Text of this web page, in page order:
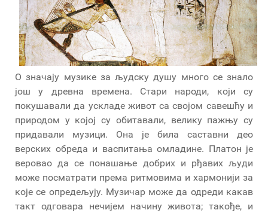
О значају музике за људску душу много се знало
још у древна времена. Стари народи, који су
покушавали да ускладе живот са својом савешћу и
природом у којој су обитавали, велику пажњу су
придавали музици. Она је била саставни део
верских обреда и васпитања омладине. Платон је
веровао да се понашање добрих и рђавих људи
може посматрати према ритмовима и хармонији за
које се опредељују. Музичар може да одреди какав
такт одговара нечијем начину живота; такође, и